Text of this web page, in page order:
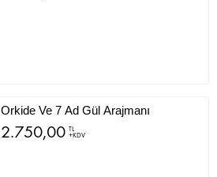
Orkide Ve 7 Ad Gül Arajmanı
2.750,00 TL
+KDV